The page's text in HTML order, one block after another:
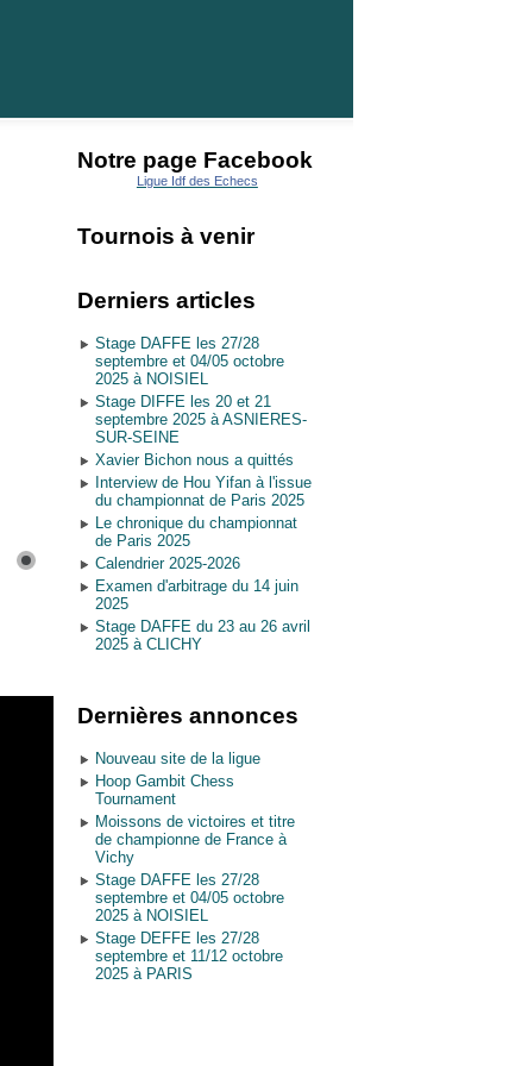
Notre page Facebook
Ligue Idf des Echecs
Tournois à venir
Derniers articles
Stage DAFFE les 27/28
septembre et 04/05 octobre
2025 à NOISIEL
Stage DIFFE les 20 et 21
septembre 2025 à ASNIERES-
SUR-SEINE
Xavier Bichon nous a quittés
Interview de Hou Yifan à l'issue
du championnat de Paris 2025
Le chronique du championnat
de Paris 2025
Calendrier 2025-2026
Examen d'arbitrage du 14 juin
2025
Stage DAFFE du 23 au 26 avril
2025 à CLICHY
Dernières annonces
Nouveau site de la ligue
Hoop Gambit Chess
Tournament
Moissons de victoires et titre
de championne de France à
Vichy
Stage DAFFE les 27/28
septembre et 04/05 octobre
2025 à NOISIEL
Stage DEFFE les 27/28
septembre et 11/12 octobre
2025 à PARIS